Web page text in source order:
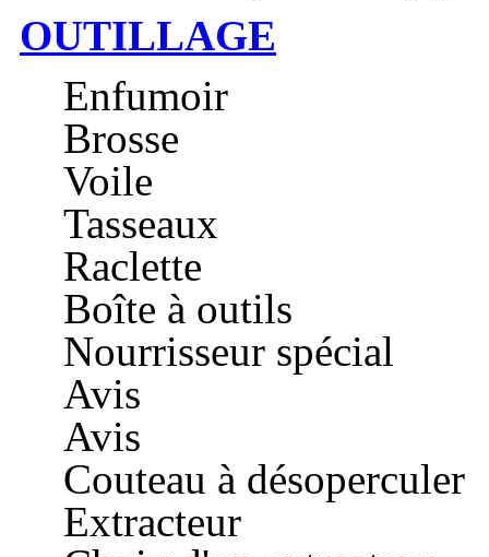
OUTILLAGE
Enfumoir
Brosse
Voile
Tasseaux
Raclette
Boîte à outils
Nourrisseur spécial
Avis
Avis
Couteau à désoperculer
Extracteur